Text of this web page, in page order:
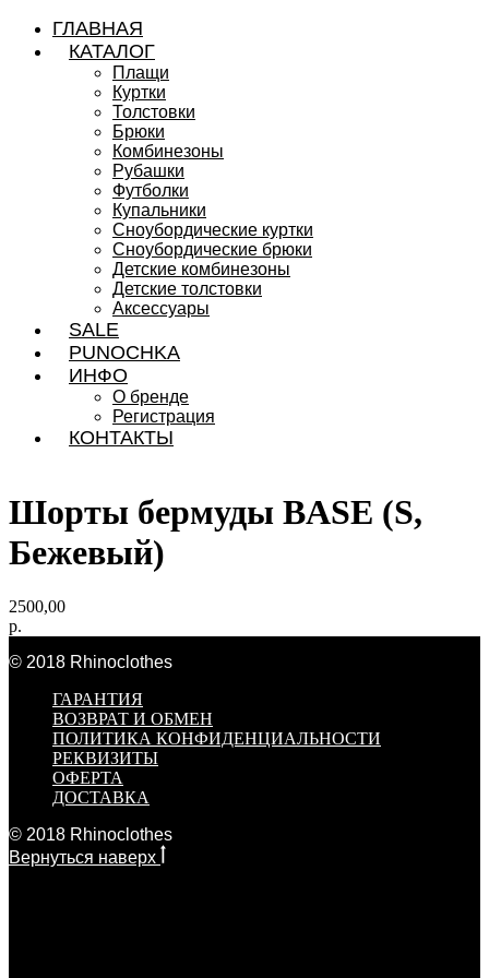
ГЛАВНАЯ
КАТАЛОГ
Плащи
Куртки
Толстовки
Брюки
Комбинезоны
Рубашки
Футболки
Купальники
Сноубордические куртки
Сноубордические брюки
Детские комбинезоны
Детские толстовки
Аксессуары
SALE
PUNOCHKA
ИНФО
О бренде
Регистрация
КОНТАКТЫ
Шорты бермуды BASE (S,
Бежевый)
2500,00
р.
© 2018 Rhinoclothes
ГАРАНТИЯ
ВОЗВРАТ И ОБМЕН
ПОЛИТИКА КОНФИДЕНЦИАЛЬНОСТИ
РЕКВИЗИТЫ
ОФЕРТА
ДОСТАВКА
© 2018 Rhinoclothes
Вернуться наверх